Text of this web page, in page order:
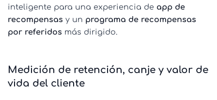
inteligente para una experiencia de app de
recompensas y un programa de recompensas
por referidos más dirigido.
Medición de retención, canje y valor de
vida del cliente